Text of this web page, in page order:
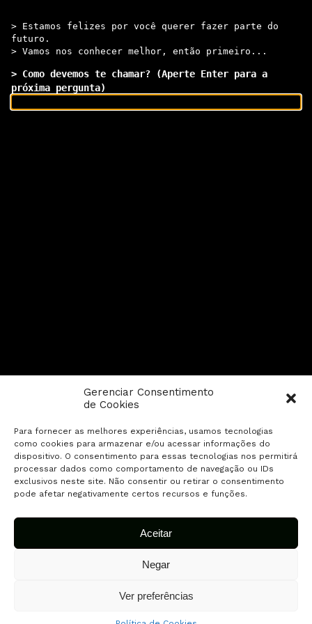
Gerenciar Consentimento
de Cookies
Para fornecer as melhores experiências, usamos tecnologias
como cookies para armazenar e/ou acessar informações do
dispositivo. O consentimento para essas tecnologias nos permitirá
processar dados como comportamento de navegação ou IDs
exclusivos neste site. Não consentir ou retirar o consentimento
pode afetar negativamente certos recursos e funções.
Aceitar
Negar
Ver preferências
> Estamos felizes por você querer fazer parte do
futuro.
> Vamos nos conhecer melhor, então primeiro...
> Como devemos te chamar? (Aperte Enter para a
próxima pergunta)